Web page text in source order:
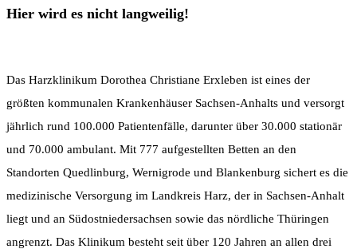
Hier wird es nicht langweilig!
Das Harzklinikum Dorothea Christiane Erxleben ist eines der
größten kommunalen Krankenhäuser Sachsen-Anhalts und versorgt
jährlich rund 100.000 Patientenfälle, darunter über 30.000 stationär
und 70.000 ambulant. Mit 777 aufgestellten Betten an den
Standorten Quedlinburg, Wernigrode und Blankenburg sichert es die
medizinische Versorgung im Landkreis Harz, der in Sachsen-Anhalt
liegt und an Südostniedersachsen sowie das nördliche Thüringen
angrenzt. Das Klinikum besteht seit über 120 Jahren an allen drei